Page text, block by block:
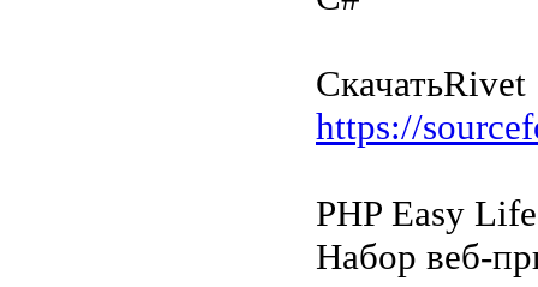
СкачатьRivet
https://
PHP Easy Life
Набор веб-